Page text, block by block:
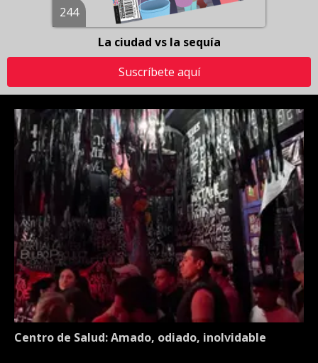
244
La ciudad vs la sequía
Suscríbete aquí
Centro de Salud: Amado, odiado, inolvidable